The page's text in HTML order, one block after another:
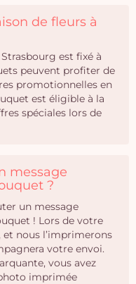
de fleurs à
est fixé à
peuvent profiter de
promotionnelles en
est éligible à la
spéciales lors de
message
?
un message
! Lors de votre
nous l’imprimerons
votre envoi.
vous avez
imprimée